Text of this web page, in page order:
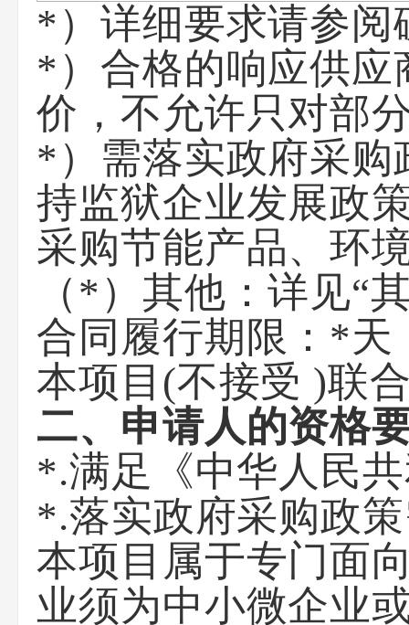
*）详细要求请参阅
*）合格的响应供应
价，不允许只对部
*）需落实政府采购
持监狱企业发展政
采购节能产品、环
（*）其他：详见“
合同履行期限：*天
本项目(不接受 )联
二、申请人的资格
*.满足《中华人民
*.落实政府采购政
本项目属于专门面
业须为中小微企业